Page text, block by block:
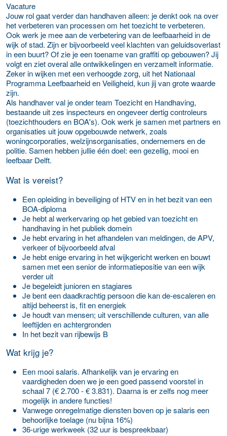
Vacature
Jouw rol gaat verder dan handhaven alleen: je denkt ook na over
het verbeteren van processen om het toezicht te verbeteren.
Ook werk je mee aan de verbetering van de leefbaarheid in de
wijk of stad. Zijn er bijvoorbeeld veel klachten van geluidsoverlast
in een buurt? Of zie je een toename van graffiti op gebouwen? Jij
volgt en ziet overal alle ontwikkelingen en verzamelt informatie.
Zeker in wijken met een verhoogde zorg, uit het Nationaal
Programma Leefbaarheid en Veiligheid, kun jij van grote waarde
zijn.
Als handhaver val je onder team Toezicht en Handhaving,
bestaande uit zes inspecteurs en ongeveer dertig controleurs
(toezichthouders en BOA's). Ook werk je samen met partners en
organisaties uit jouw opgebouwde netwerk, zoals
woningcorporaties, welzijnsorganisaties, ondernemers en de
politie. Samen hebben jullie één doel: een gezellig, mooi en
leefbaar Delft.
Wat is vereist?
Een opleiding in beveiliging of HTV en in het bezit van een
BOA-diploma
Je hebt al werkervaring op het gebied van toezicht en
handhaving in het publiek domein
Je hebt ervaring in het afhandelen van meldingen, de APV,
verkeer of bijvoorbeeld afval
Je hebt enige ervaring in het wijkgericht werken en bouwt
samen met een senior de informatiepositie van een wijk
verder uit
Je begeleidt junioren en stagiares
Je bent een daadkrachtig persoon die kan de-escaleren en
altijd beheerst is, fit en energiek
Je houdt van mensen; uit verschillende culturen, van alle
leeftijden en achtergronden
In het bezit van rijbewijs B
Wat krijg je?
Een mooi salaris. Afhankelijk van je ervaring en
vaardigheden doen we je een goed passend voorstel in
schaal 7 (€ 2.700 - € 3.831). Daarna is er zelfs nog meer
mogelijk in andere functies!
Vanwege onregelmatige diensten boven op je salaris een
behoorlijke toelage (nu bijna 16%)
36-urige werkweek (32 uur is bespreekbaar)